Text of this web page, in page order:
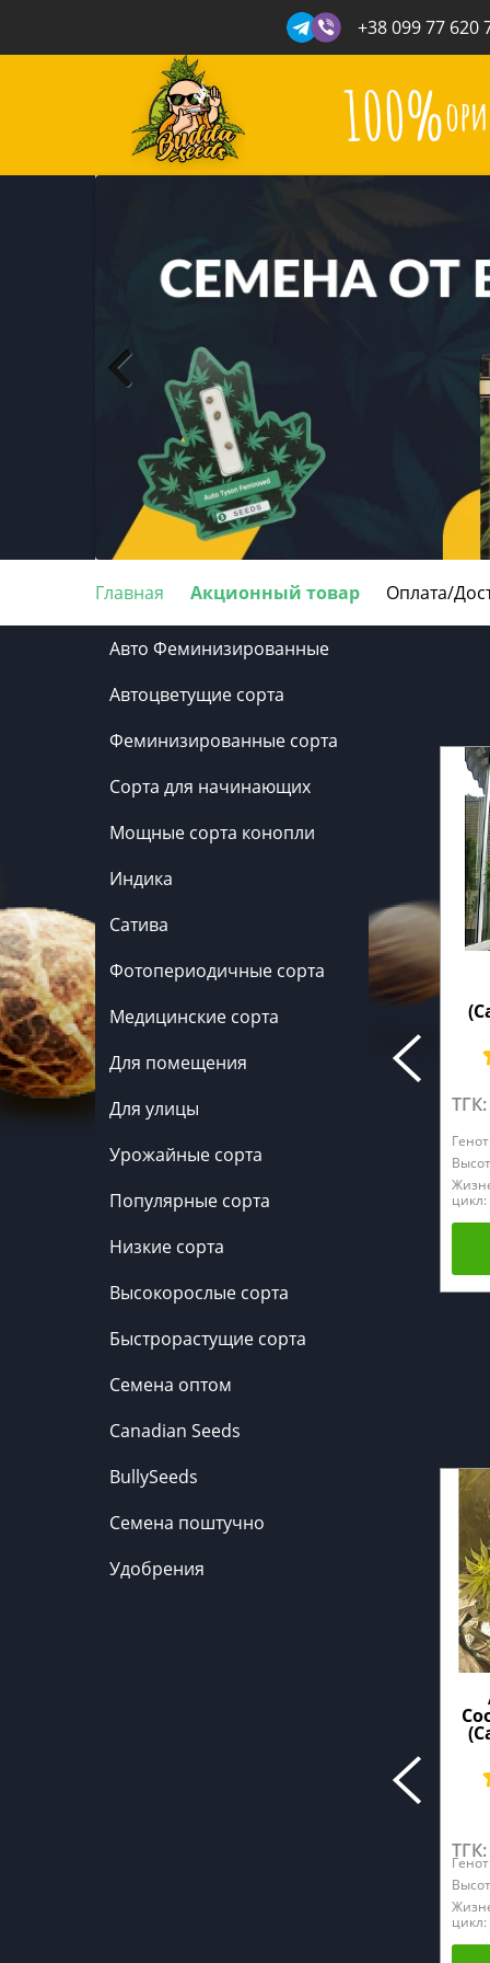
+38 099 77 620
100%
Главная Акционный товар Оплата/
Авто Феминизированные
Автоцветущие сорта
Феминизированные сорта
Сорта для начинающих
Мощные сорта конопли
Индика
Сатива
Фотопериодичные сорта
Медицинские сорта
Для помещения
Для улицы
Урожайные сорта
Популярные сорта
Низкие сорта
Высокорослые сорта
Быстрорастущие сорта
Семена оптом
Canadian Seeds
BullySeeds
Семена поштучно
Удобрения
цикл:
цикл: